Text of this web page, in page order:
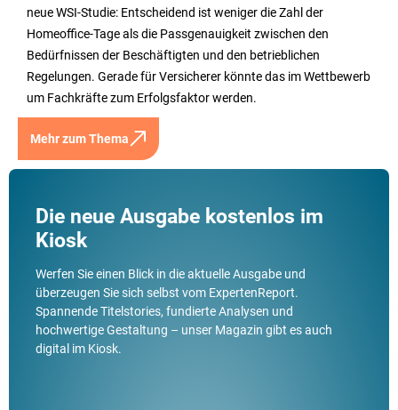
neue WSI-Studie: Entscheidend ist weniger die Zahl der
Homeoffice-Tage als die Passgenauigkeit zwischen den
Bedürfnissen der Beschäftigten und den betrieblichen
Regelungen. Gerade für Versicherer könnte das im Wettbewerb
um Fachkräfte zum Erfolgsfaktor werden.
Mehr zum Thema
Die neue Ausgabe kostenlos im
Kiosk
Werfen Sie einen Blick in die aktuelle Ausgabe und
überzeugen Sie sich selbst vom ExpertenReport.
Spannende Titelstories, fundierte Analysen und
hochwertige Gestaltung – unser Magazin gibt es auch
digital im Kiosk.